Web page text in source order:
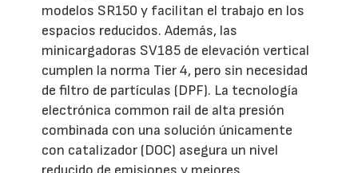
modelos SR150 y facilitan el trabajo en los
espacios reducidos. Además, las
minicargadoras SV185 de elevación vertical
cumplen la norma Tier 4, pero sin necesidad
de filtro de partículas (DPF). La tecnología
electrónica common rail de alta presión
combinada con una solución únicamente
con catalizador (DOC) asegura un nivel